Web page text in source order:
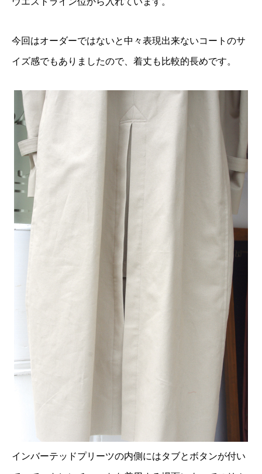
今回はオーダーではないと中々表現出来ないコートのサ
イズ感でもありましたので、着丈も比較的長めです。
インバーテッドプリーツの内側にはタブとボタンが付い
店舗へ連絡 来店予約・問い合わせ オンラインショップ